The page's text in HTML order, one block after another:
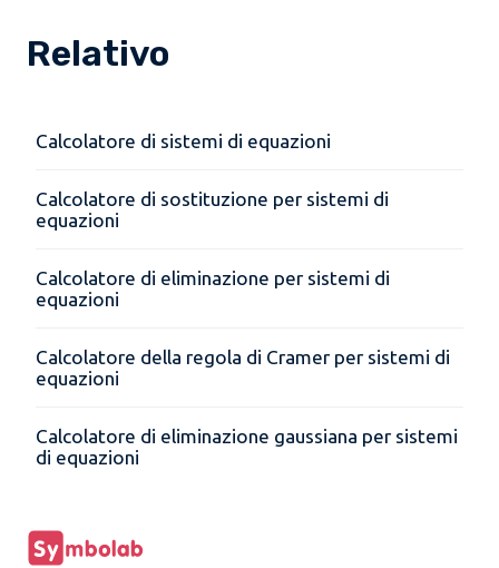
Relativo
Calcolatore di sistemi di equazioni
Calcolatore di sostituzione per sistemi di
equazioni
Calcolatore di eliminazione per sistemi di
equazioni
Calcolatore della regola di Cramer per sistemi di
equazioni
Calcolatore di eliminazione gaussiana per sistemi
di equazioni